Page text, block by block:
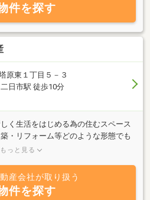
件を探す
原東１丁目５－３
日市駅 徒歩10分
く生活をはじめる為の住むスペース
・リフォーム等どのような形態でも
提案にて提供できる不動産屋です。
ナルな空間造り・空間探しを全力で
もっと見る
産会社が取り扱う
件を探す